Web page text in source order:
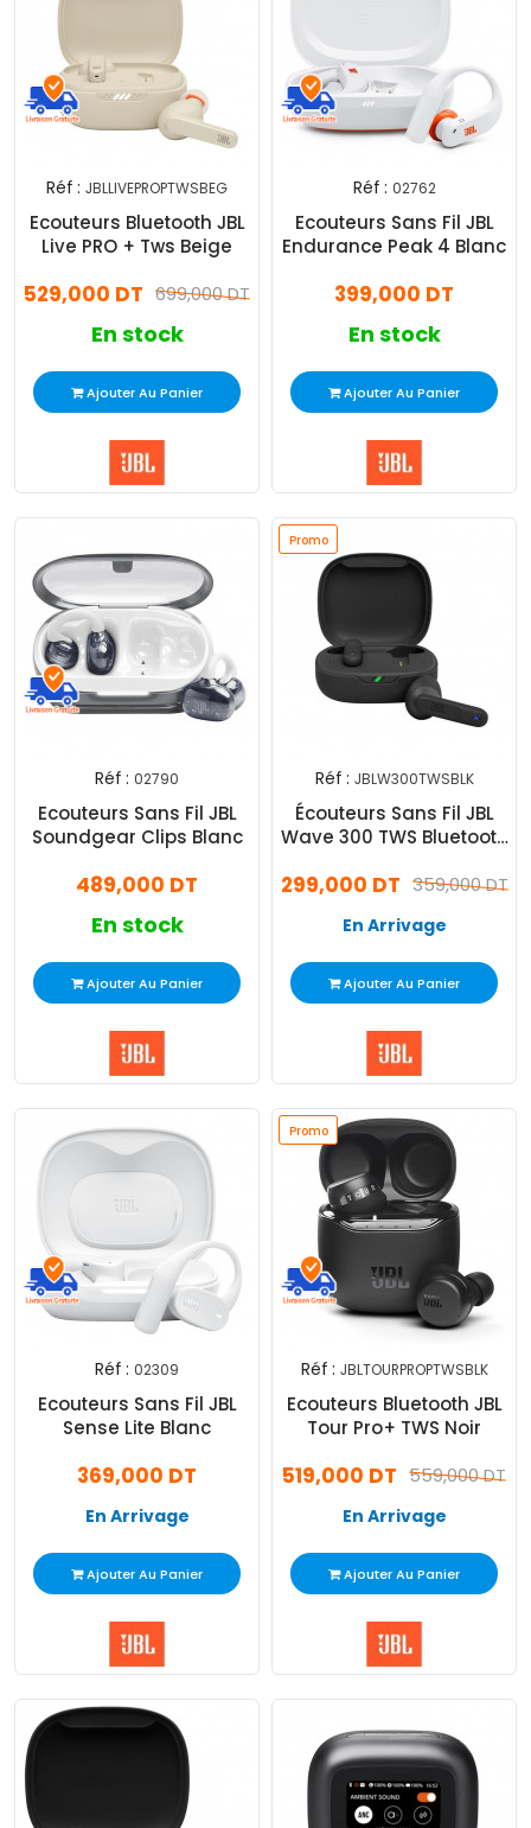
Réf : JBLLIVEPROPTWSBEG
Ecouteurs Bluetooth JBL
Live PRO + Tws Beige
699,000 DT
529,000 DT
En stock
Ajouter Au Panier
Réf : 02762
Ecouteurs Sans Fil JBL
Endurance Peak 4 Blanc
399,000 DT
En stock
Ajouter Au Panier
Réf : 02790
Ecouteurs Sans Fil JBL
Soundgear Clips Blanc
489,000 DT
En stock
Ajouter Au Panier
Promo
Réf : JBLW300TWSBLK
Écouteurs Sans Fil JBL
Wave 300 TWS Bluetooth
359,000 DT
299,000 DT
En Arrivage
Ajouter Au Panier
Réf : 02309
Ecouteurs Sans Fil JBL
Sense Lite Blanc
369,000 DT
En Arrivage
Ajouter Au Panier
Promo
Réf : JBLTOURPROPTWSBLK
Ecouteurs Bluetooth JBL
Tour Pro+ TWS Noir
559,000 DT
519,000 DT
En Arrivage
Ajouter Au Panier